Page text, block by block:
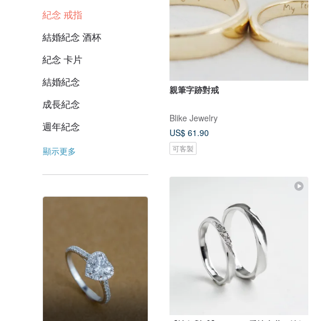
紀念 戒指
結婚紀念 酒杯
紀念 卡片
結婚紀念
成長紀念
週年紀念
顯示更多
親筆字跡對戒
Blike Jewelry
US$ 61.90
可客製